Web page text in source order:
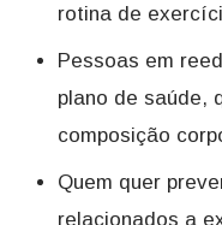
rotina de
Pessoas em
plano de saúde,
composição
Quem quer
relacionados a